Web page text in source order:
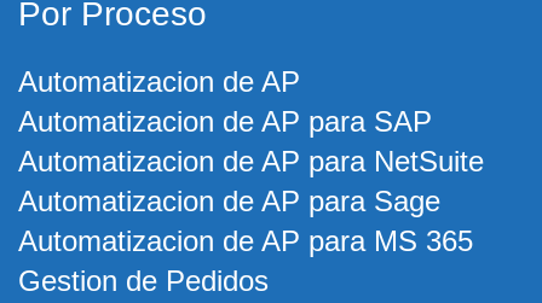
Por Proceso
Automatizacion de AP
Automatizacion de AP para SAP
Automatizacion de AP para NetSuite
Automatizacion de AP para Sage
Automatizacion de AP para MS 365
Gestion de Pedidos